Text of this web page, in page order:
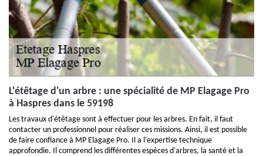
L'étêtage d'un arbre : une spécialité de MP Elagage Pro
à Haspres dans le 59198
Les travaux d'étêtage sont à effectuer pour les arbres. En fait, il faut
contacter un professionnel pour réaliser ces missions. Ainsi, il est possible
de faire confiance à MP Elagage Pro. Il a l'expertise technique
approfondie. Il comprend les différentes espèces d'arbres, la santé et la